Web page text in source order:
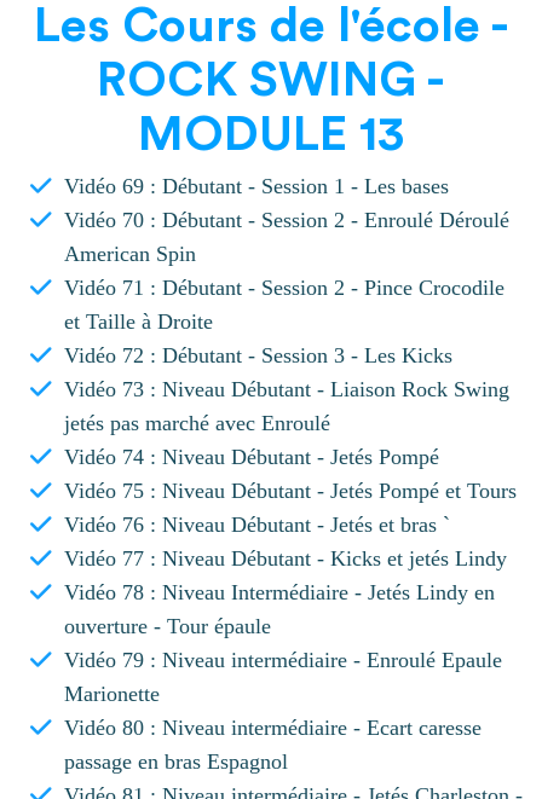
Les Cours de l'école -
ROCK SWING -
MODULE 13
Vidéo 69 : Débutant - Session 1 - Les bases
Vidéo 70 : Débutant - Session 2 - Enroulé Déroulé
American Spin
Vidéo 71 : Débutant - Session 2 - Pince Crocodile
et Taille à Droite
Vidéo 72 : Débutant - Session 3 - Les Kicks
Vidéo 73 : Niveau Débutant - Liaison Rock Swing
jetés pas marché avec Enroulé
Vidéo 74 : Niveau Débutant - Jetés Pompé
Vidéo 75 : Niveau Débutant - Jetés Pompé et Tours
Vidéo 76 : Niveau Débutant - Jetés et bras `
Vidéo 77 : Niveau Débutant - Kicks et jetés Lindy
Vidéo 78 : Niveau Intermédiaire - Jetés Lindy en
ouverture - Tour épaule
Vidéo 79 : Niveau intermédiaire - Enroulé Epaule
Marionette
Vidéo 80 : Niveau intermédiaire - Ecart caresse
passage en bras Espagnol